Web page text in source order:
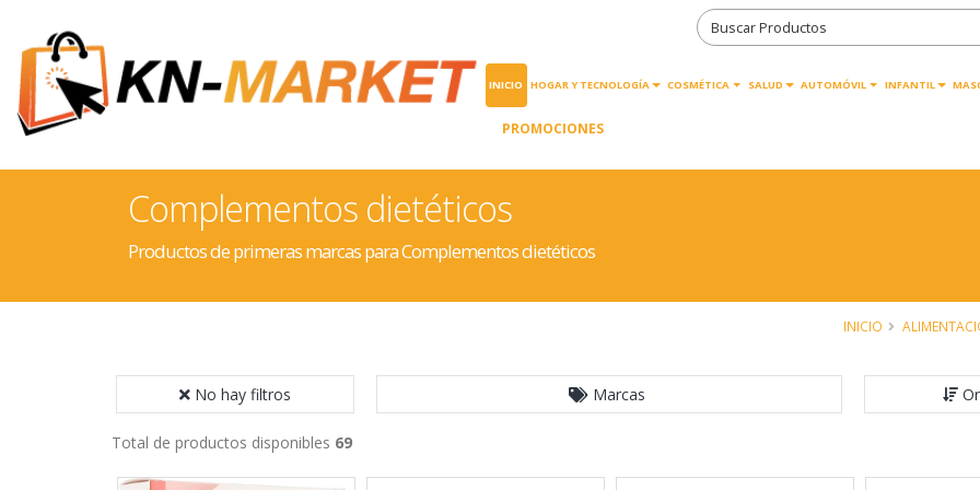
INICIO HOGAR Y TECNOLOGÍA COSMÉTICA SALUD AUTOMÓVIL INFANTIL
PROMOCIONES
Complementos dietéticos
Productos de primeras marcas para Complementos dietéticos
INICIO
No hay filtros Marcas
Total de productos disponibles 69